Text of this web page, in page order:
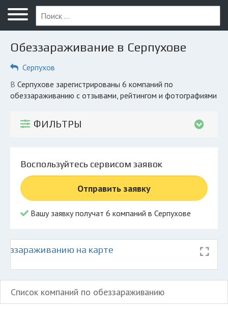
Меню
Главная
Вопрос юристу
Серпухов
ПОЛЬЗОВАТЕЛЯМ
Экоблог
Личный кабинет
© 2026 Все права защищены
Обеззараживание в Серпухове
Серпухов
в Серпухове зарегистрированы 6 компаний по
обеззараживанию с отзывами, рейтингом и фотографиями
ФИЛЬТРЫ
Воспользуйтесь сервисом заявок
Отправить заявку
Вашу заявку получат 6 компаний в Серпухове
на карте
Список компаний по обеззараживанию